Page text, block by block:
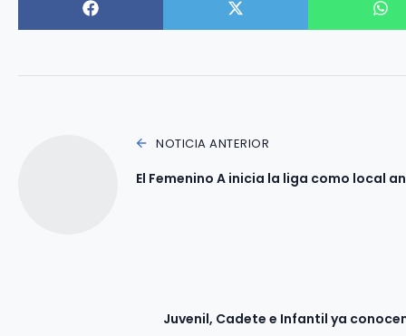
NOTICIA ANTERIOR
El Femenino A inicia la liga como local
Juvenil, Cadete e Infantil ya